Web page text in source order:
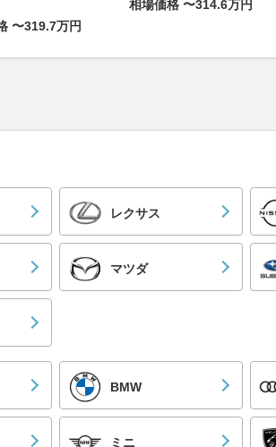
〜319.7万円
相場価格 〜314.6万円
レクサス
マツダ
BMW
ミニ